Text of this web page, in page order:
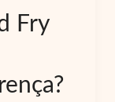
Fry